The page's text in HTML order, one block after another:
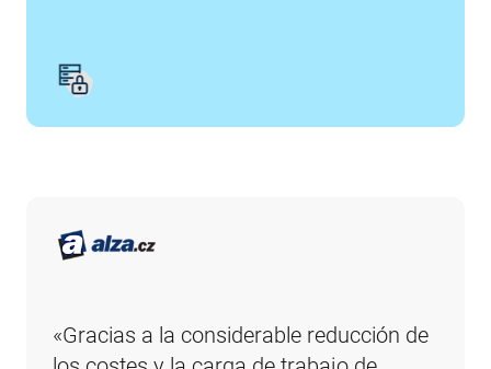
«Gracias a la considerable reducción de